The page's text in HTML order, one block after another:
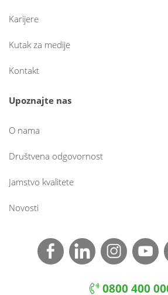
Karijere
Kutak za medije
Kontakt
Upoznajte nas
O nama
Društvena odgovornost
Jamstvo kvalitete
Novosti
0800 400